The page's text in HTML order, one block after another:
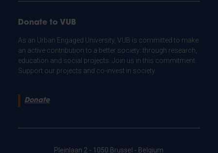
Donate to VUB
As an Urban Engaged University, VUB is committed to make
an active contribution to a better society: through research,
education and social projects. Join us in this commitment.
Support our projects and co-invest in society.
Donate
Pleinlaan 2 - 1050 Brussel - Belgium